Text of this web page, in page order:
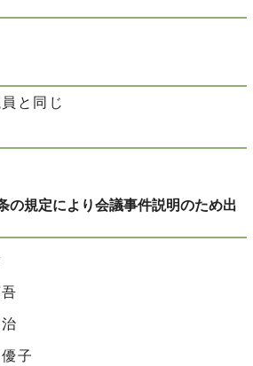
と同じ
規定により会議事件説明のため出
子